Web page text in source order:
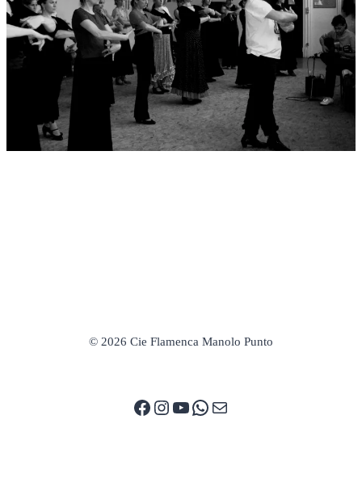
© 2026 Cie Flamenca Manolo Punto
Facebook
Instagram
YouTube
WhatsApp
E-mail